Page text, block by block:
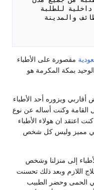
مقصورة على الأطباء
بمكة المكرمة هو
ويزوره أحد الأطباء
وكنت أساله عن نوع
اعتقد ان هولاء الأطباء
مميز وليس كل شخص
إلى منزلنا وشخص
اللازم وبعد ذلك تحسنت
الحمى وحضر الطبيب